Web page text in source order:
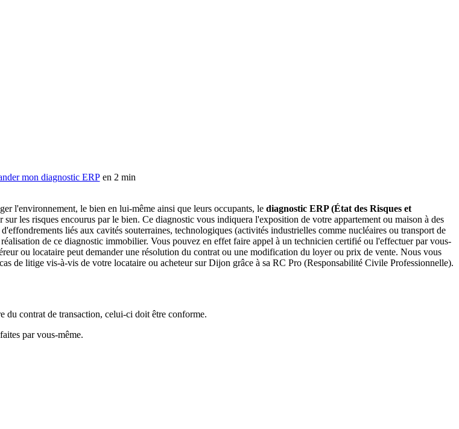
mon diagnostic ERPen 2 min
l'environnement, le bien en lui-même ainsi que leurs occupants, le diagnostic ERP (État des Risques et
les risques encourus par le bien. Ce diagnostic vous indiquera l'exposition de votre appartement ou maison à des
liés aux cavités souterraines, technologiques (activités industrielles comme nucléaires ou transport de
de ce diagnostic immobilier. Vous pouvez en effet faire appel à un technicien certifié ou l'effectuer par vous-
ou locataire peut demander une résolution du contrat ou une modification du loyer ou prix de vente. Nous vous
de litige vis-à-vis de votre locataire ou acheteur sur Dijon grâce à sa RC Pro (Responsabilité Civile Professionnelle).
du contrat de transaction, celui-ci doit être conforme.
par vous-même.